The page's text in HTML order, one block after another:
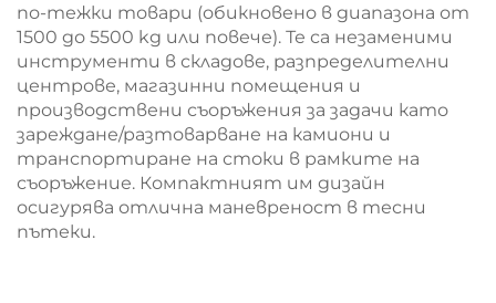
по-тежки товари (обикновено в диапазона от
1500 до 5500 kg или повече). Те са незаменими
инструменти в складове, разпределителни
центрове, магазинни помещения и
производствени съоръжения за задачи като
зареждане/разтоварване на камиони и
транспортиране на стоки в рамките на
съоръжение. Компактният им дизайн
осигурява отлична маневреност в тесни
пътеки.